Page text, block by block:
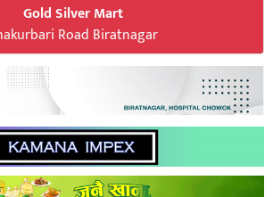
Gold Silver Mart
Road Biratnagar